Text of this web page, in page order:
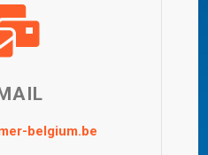
belgium.be